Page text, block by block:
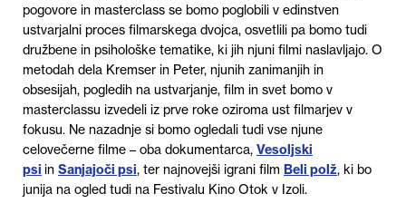
pogovore in masterclass se bomo poglobili v edinstven
ustvarjalni proces filmarskega dvojca, osvetlili pa bomo tudi
družbene in psihološke tematike, ki jih njuni filmi naslavljajo. O
metodah dela Kremser in Peter, njunih zanimanjih in
obsesijah, pogledih na ustvarjanje, film in svet bomo v
masterclassu izvedeli iz prve roke oziroma ust filmarjev v
fokusu. Ne nazadnje si bomo ogledali tudi vse njune
celovečerne filme – oba dokumentarca, Vesoljski
psi in Sanjajoči psi, ter najnovejši igrani film Beli polž, ki bo
junija na ogled tudi na Festivalu Kino Otok v Izoli.